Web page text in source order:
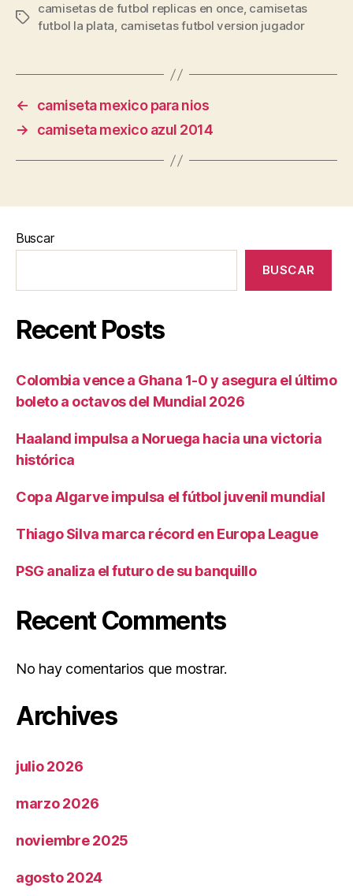
Etiquetas
camisetas de futbol replicas en once, camisetas
futbol la plata, camisetas futbol version jugador
←
camiseta mexico para nios
→
camiseta mexico azul 2014
Buscar
BUSCAR
Recent Posts
Colombia vence a Ghana 1-0 y asegura el último
boleto a octavos del Mundial 2026
Haaland impulsa a Noruega hacia una victoria
histórica
Copa Algarve impulsa el fútbol juvenil mundial
Thiago Silva marca récord en Europa League
PSG analiza el futuro de su banquillo
Recent Comments
No hay comentarios que mostrar.
Archives
julio 2026
marzo 2026
noviembre 2025
agosto 2024